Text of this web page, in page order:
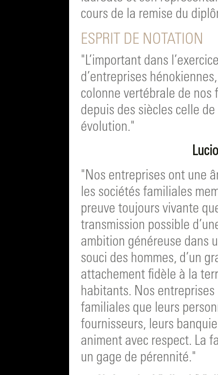
cours de la remise du
ESPRIT DE NOTATION
"L’important dans
d’entreprises
colonne vertébrale de
depuis des siècles celle
évolution."
"Nos entreprises ont une
les sociétés familiales
preuve toujours vivante
transmission possible
ambition généreuse dans
souci des hommes, d’un
attachement fidèle à la
habitants. Nos
familiales que leurs
fournisseurs, leurs
animent avec respect. La
un gage de pérennité."